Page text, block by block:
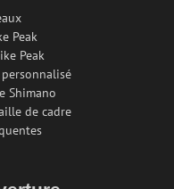
Peak
Peak
Shimano
de cadre